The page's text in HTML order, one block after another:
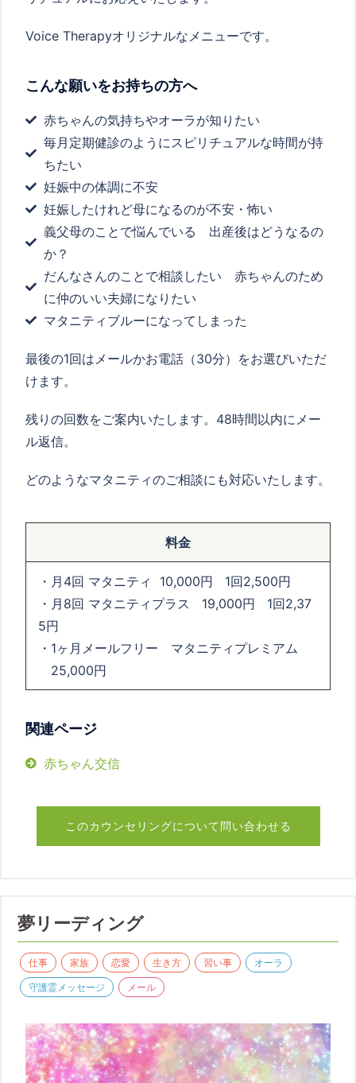
Voice Therapyオリジナルなメニューです。
こんな願いをお持ちの方へ
赤ちゃんの気持ちやオーラが知りたい
毎月定期健診のようにスピリチュアルな時間が持
ちたい
妊娠中の体調に不安
妊娠したけれど母になるのが不安・怖い
義父母のことで悩んでいる 出産後はどうなるの
か？
だんなさんのことで相談したい 赤ちゃんのため
に仲のいい夫婦になりたい
マタニティブルーになってしまった
最後の1回はメールかお電話（30分）をお選びいただ
けます。
残りの回数をご案内いたします。 48時間以内にメー
ル返信。
どのようなマタニティのご相談にも対応いたします。
料金
・月 4回 マタニティ 10,000円 1回2,500円
・月 8回 マタニティプラス 19,000円 1回2,37
5円
・1ヶ月メールフリー マタニティプレミアム
25,000円
関連ページ
赤ちゃん交信
このカウンセリングについて問い合わせる
夢リーディング
仕事 家族 恋愛 生き方 習い事 オーラ
守護霊メッセージ メール